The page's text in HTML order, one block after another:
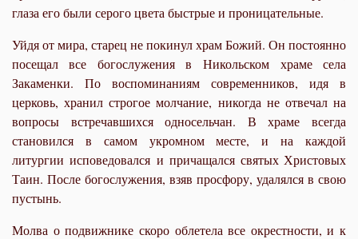
глаза его были серого цвета быстрые и проницательные.
Уйдя от мира, старец не покинул храм Божий. Он постоянно
посещал все богослужения в Никольском храме села
Закаменки. По воспоминаниям современников, идя в
церковь, хранил строгое молчание, никогда не отвечал на
вопросы встречавшихся односельчан. В храме всегда
становился в самом укромном месте, и на каждой
литургии исповедовался и причащался святых Христовых
Таин. После богослужения, взяв просфору, удалялся в свою
пустынь.
Молва о подвижнике скоро облетела все окрестности, и к